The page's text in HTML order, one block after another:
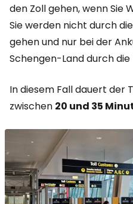
den Zoll gehen, wenn Sie
Sie werden nicht durch
gehen und nur bei der
Schengen-Land durch
In diesem Fall dauert der
zwischen 20 und 35